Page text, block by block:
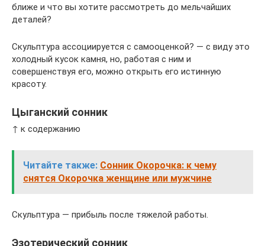
ближе и что вы хотите рассмотреть до мельчайших
деталей?
Скульптура ассоциируется с самооценкой? — с виду это
холодный кусок камня, но, работая с ним и
совершенствуя его, можно открыть его истинную
красоту.
Цыганский сонник
↑ к содержанию
Читайте также: Сонник Окорочка: к чему
снятся Окорочка женщине или мужчине
Скульптура — прибыль после тяжелой работы.
Эзотерический сонник